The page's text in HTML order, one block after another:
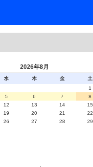
2026年8月
水 木 金 土
1
5 6 7 8
12 13 14 15
19 20 21 22
26 27 28 29